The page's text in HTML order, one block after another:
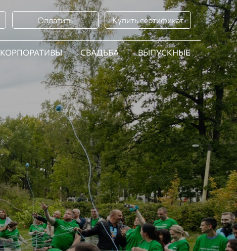
КОРПОРАТИВЫ СВАДЬБА ВЫПУСКНЫЕ
Оплатить Купить сертификат